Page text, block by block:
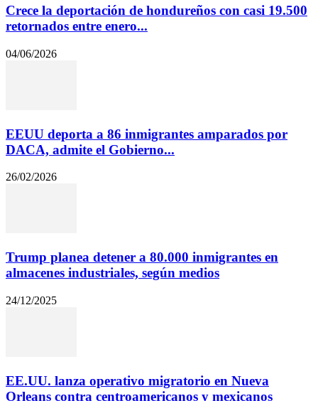
Crece la deportación de hondureños con casi 19.500
retornados entre enero...
04/06/2026
EEUU deporta a 86 inmigrantes amparados por
DACA, admite el Gobierno...
26/02/2026
Trump planea detener a 80.000 inmigrantes en
almacenes industriales, según medios
24/12/2025
EE.UU. lanza operativo migratorio en Nueva
Orleans contra centroamericanos y mexicanos